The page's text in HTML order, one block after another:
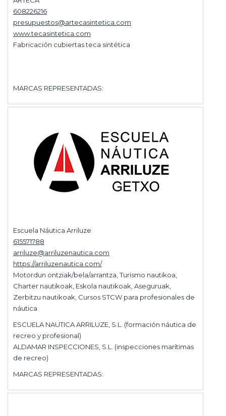
608226216
presupuestos@artecasintetica.com
www.tecasintetica.com
Fabricación cubiertas teca sintética
MARCAS REPRESENTADAS:
Escuela Náutica Arriluze
615571788
arriluze@arriluzenautica.com
https://arriluzenautica.com/
Motordun ontziak/bela/arrantza, Turismo nautikoa,
Charter nautikoak, Eskola nautikoak, Aseguruak,
Zerbitzu nautikoak, Cursos STCW para profesionales de
náutica
ESCUELA NAUTICA ARRILUZE, S.L. (formación náutica de
recreo y profesional)
ALDAMAR INSPECCIONES, S.L. (inspecciones marítimas
de recreo)
MARCAS REPRESENTADAS: